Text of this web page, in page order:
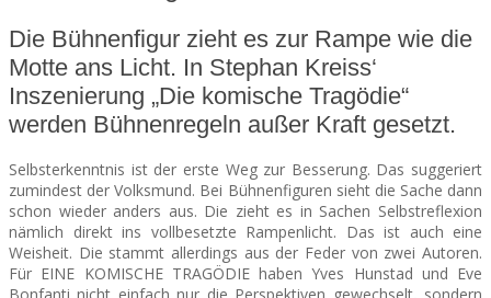
CHEAP
SEATS
Die Bühnenfigur zieht es zur Rampe wie die
Motte ans Licht. In Stephan Kreiss‘
Inszenierung „Die komische Tragödie“
werden Bühnenregeln außer Kraft gesetzt.
Selbsterkenntnis ist der erste Weg zur Besserung. Das suggeriert
zumindest der Volksmund. Bei Bühnenfiguren sieht die Sache dann
schon wieder anders aus. Die zieht es in Sachen Selbstreflexion
nämlich direkt ins vollbesetzte Rampenlicht. Das ist auch eine
Weisheit. Die stammt allerdings aus der Feder von zwei Autoren.
Für EINE KOMISCHE TRAGÖDIE haben Yves Hunstad und Eve